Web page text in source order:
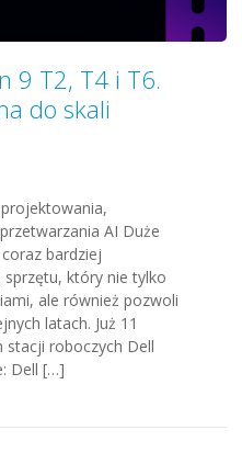
9 T2, T4 i T6.
do skali
AI Duże
bardziej
który nie tylko
ale również pozwoli
latach. Już 11
roboczych Dell
Dell […]